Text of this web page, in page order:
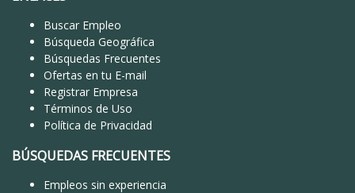
Buscar Empleo
Búsqueda Geográfica
Búsquedas Frecuentes
Ofertas en tu E-mail
Registrar Empresa
Términos de Uso
Política de Privacidad
BÚSQUEDAS FRECUENTES
Empleos sin experiencia